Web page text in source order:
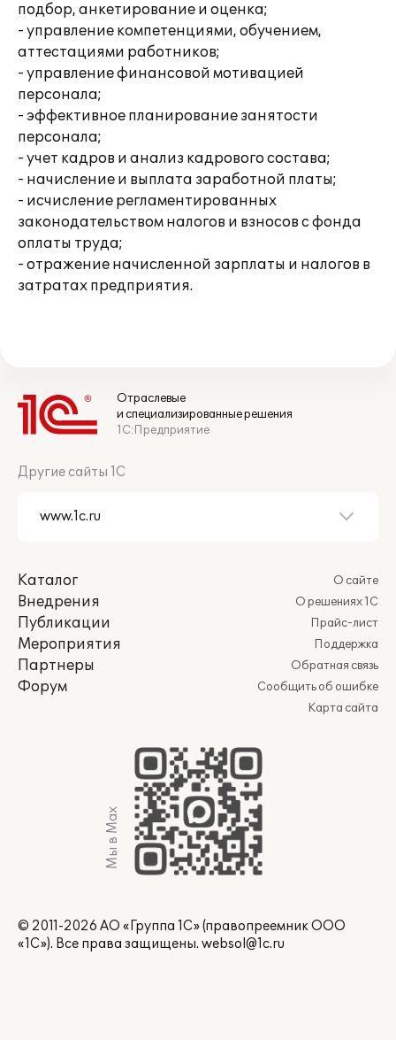
подбор, анкетирование и оценка;
- управление компетенциями, обучением,
аттестациями работников;
- управление финансовой мотивацией
персонала;
- эффективное планирование занятости
персонала;
- учет кадров и анализ кадрового состава;
- начисление и выплата заработной платы;
- исчисление регламентированных
законодательством налогов и взносов с фонда
оплаты труда;
- отражение начисленной зарплаты и налогов в
затратах предприятия.
Отраслевые
и специализированные решения
1С:Предприятие
Другие сайты 1С
Каталог
Внедрения
Публикации
Мероприятия
Партнеры
Форум
О сайте
О решениях 1С
Прайс-лист
Поддержка
Обратная связь
Сообщить об ошибке
Карта сайта
Мы в Max
© 2011-2026 АО «Группа 1С» (правопреемник ООО
«1С»). Все права защищены. websol@1c.ru